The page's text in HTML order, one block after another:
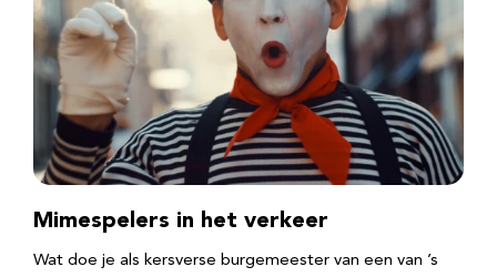
Mimespelers in het verkeer
Wat doe je als kersverse burgemeester van een van ’s